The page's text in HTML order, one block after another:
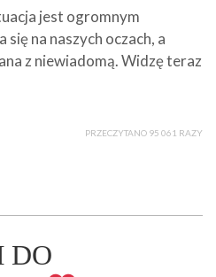
jest ogromnym
na naszych oczach, a
z niewiadomą. Widzę teraz
PRZECZYTANO 95 061 RAZY
DO